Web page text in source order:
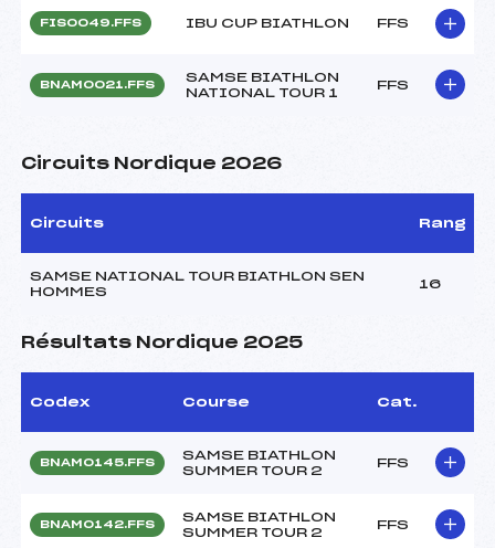
FIS0049.FFS IBU CUP BIATHLON FFS
BNAM0021.FFS
SAMSE BIATHLON
NATIONAL TOUR 1
FFS
Circuits Nordique 2026
Circuits Rang
SAMSE NATIONAL TOUR BIATHLON SEN
HOMMES
16
Résultats Nordique 2025
Codex Course Cat.
BNAM0145.FFS
SAMSE BIATHLON
SUMMER TOUR 2
FFS
BNAM0142.FFS
SAMSE BIATHLON
SUMMER TOUR 2
FFS